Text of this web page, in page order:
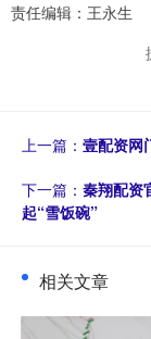
责任编辑：王永生
上一篇： 壹配资网
下一篇： 秦翔配资
起“雪饭碗”
相关文章